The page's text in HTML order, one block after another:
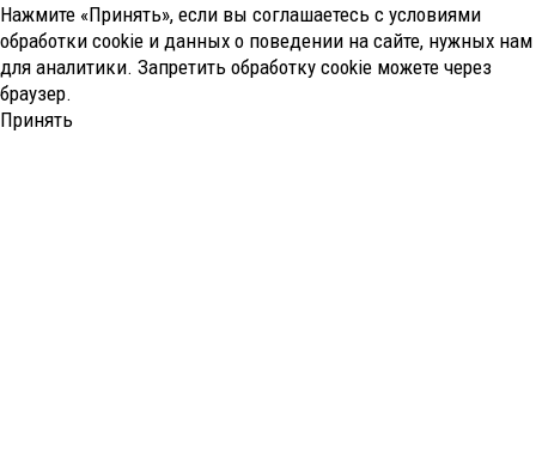
Нажмите «Принять», если вы соглашаетесь с условиями
обработки cookie и данных о поведении на сайте, нужных нам
для аналитики. Запретить обработку cookie можете через
браузер.
Принять